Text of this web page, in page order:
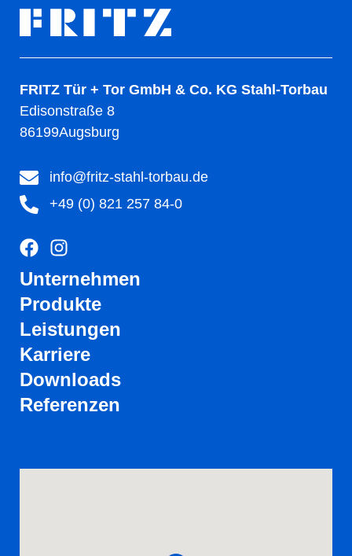
FRITZ Tür + Tor GmbH & Co. KG Stahl-Torbau
Edisonstraße 8
86199Augsburg
info@fritz-stahl-torbau.de
+49 (0) 821 257 84-0
Unternehmen
Produkte
Leistungen
Karriere
Downloads
Referenzen